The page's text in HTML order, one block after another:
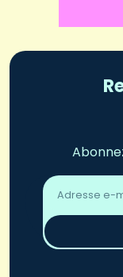
Adresse
email